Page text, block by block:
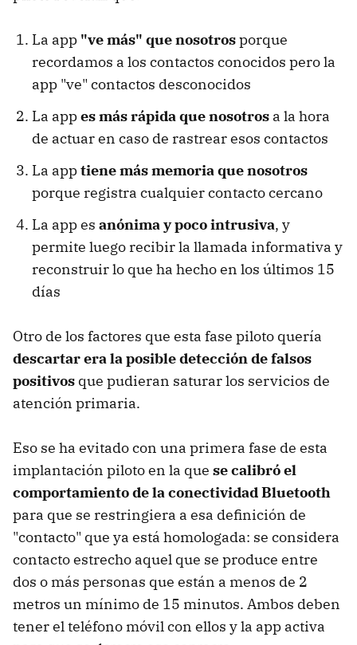
La app "ve más" que nosotrosporque
recordamos a los contactos conocidos pero la
app "ve" contactos desconocidos
La appes más rápida que nosotros a la hora
de actuar en caso de rastrear esos contactos
La apptiene más memoria que nosotros
porque registra cualquier contacto cercano
La app es anónima y poco intrusiva, y
permite luego recibir la llamada informativa y
reconstruir lo que ha hecho en los últimos 15
días
Otro de los factores que esta fase piloto quería
descartar era la posible detección de falsos
positivos que pudieran saturar los servicios de
atención primaria.
Eso se ha evitado con una primera fase de esta
implantación piloto en la que se calibró el
comportamiento de la conectividad Bluetooth
para que se restringiera a esa definición de
"contacto" que ya está homologada: se considera
contacto estrecho aquel que se produce entre
dos o más personas que están a menos de 2
metros un mínimo de 15 minutos. Ambos deben
tener el teléfono móvil con ellos y la app activa